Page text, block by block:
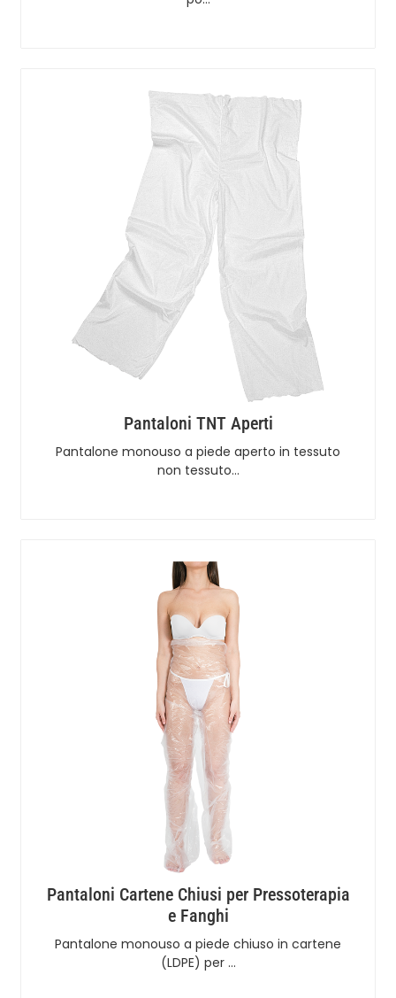
Pantaloni TNT Aperti
Pantalone monouso a piede aperto in tessuto
non tessuto…
Pantaloni Cartene Chiusi per Pressoterapia
e Fanghi
Pantalone monouso a piede chiuso in cartene
(LDPE) per …